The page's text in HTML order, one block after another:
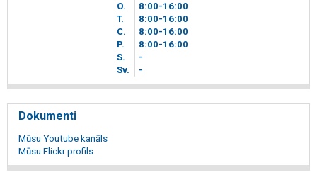
O.
8 00-16 00
T.
8 00-16 00
C.
8 00-16 00
P.
8 00-16 00
S.
-
Sv.
-
Dokumenti
Mūsu Youtube kanāls
Mūsu Flickr profils